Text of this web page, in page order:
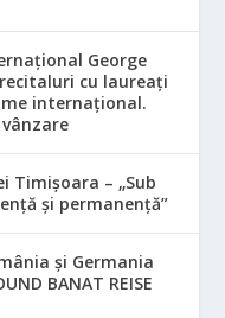
George
cu laureați
internațional.
Timișoara – „Sub
și permanență”
și Germania
BANAT REISE